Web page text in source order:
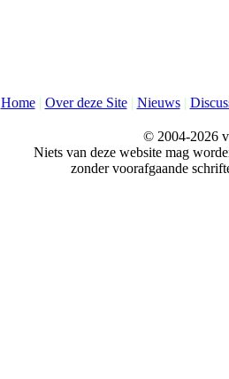
Home| Over deze Site| Nieuws|
© 2004-2026
Niets van deze website mag
zonder voorafgaande